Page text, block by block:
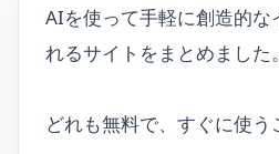
AIを使って手軽に創造的
れるサイトをまとめました。
どれも無料で、すぐに使う